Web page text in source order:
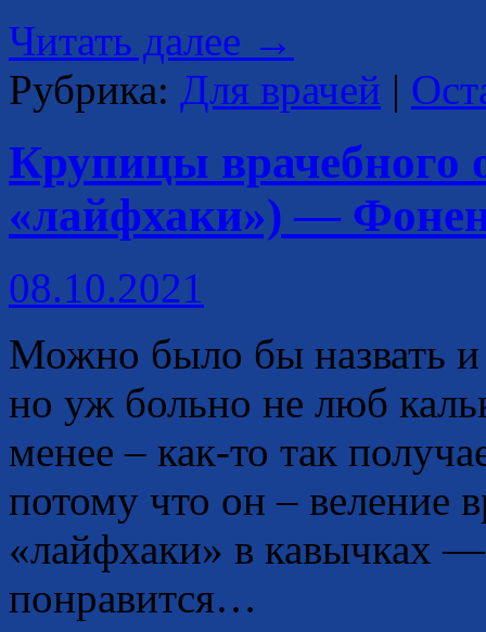
Читать далее →
Рубрика: Для врачей |
Крупицы врачебного
«лайфхаки») —
08.10.2021
Можно было бы назвать
но уж больно не люб
менее – как-то так
потому что он – веление
«лайфхаки» в кавычках
понравится…